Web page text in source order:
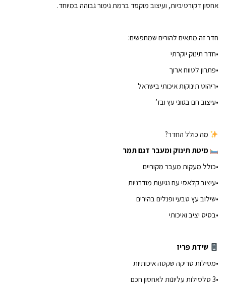
אחסון דקורטיביות, ועיצוב מוקפד ברמת גימור גבוהה במיוחד.
חדר זה מתאים להורים שמחפשים:
•חדר תינוק יוקרתי
•פתרון לטווח ארוך
•ריהוט תינוקות איכותי בישראל
•עיצוב חם בגווני עץ ובז’
מה כולל החדר?
מיטת תינוק ומעבר דגם תמר
•כולל מעקות מעבר מקוריים
•עיצוב קלאסי עם נגיעות מודרניות
•שילוב עץ טבעי ופנלים בהירים
•בסיס יציב ואיכותי
שידת פריז
•מסילות טריקה שקטה איכותיות
•3 סלסילות עליונות לאחסון חכם